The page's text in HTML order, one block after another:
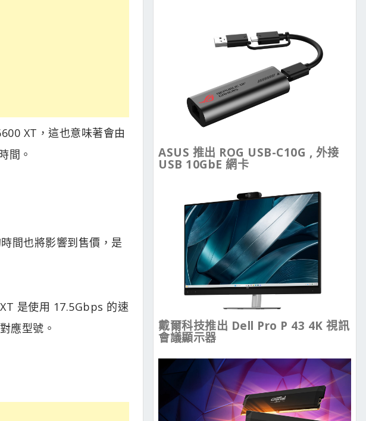
XT，這也意味著會由
間。
間也將影響到售價，是
是使用 17.5Gbps 的速
應型號。
ASUS 推出 ROG USB-C10G , 外接
USB 10GbE 網卡
戴爾科技推出 Dell Pro P 43 4K 視訊
會議顯示器